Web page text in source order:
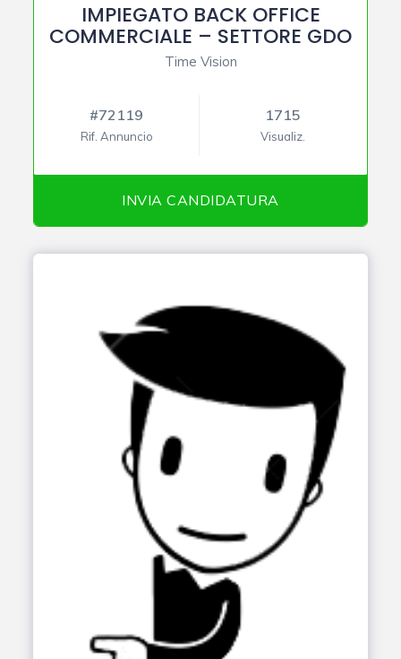
IMPIEGATO BACK OFFICE
COMMERCIALE – SETTORE GDO
Time Vision
#72119
Rif. Annuncio
1715
Visualiz.
INVIA CANDIDATURA